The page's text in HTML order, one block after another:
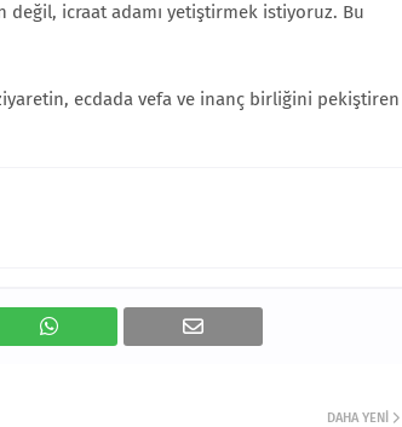
icraat adamı yetiştirmek istiyoruz. Bu
ecdada vefa ve inanç birliğini pekiştiren
DAHA YENI